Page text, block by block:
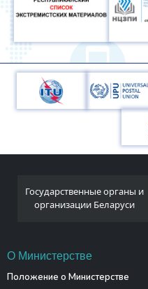
Государственные органы и
организации Беларуси
О Министерстве
Положение о Министерстве